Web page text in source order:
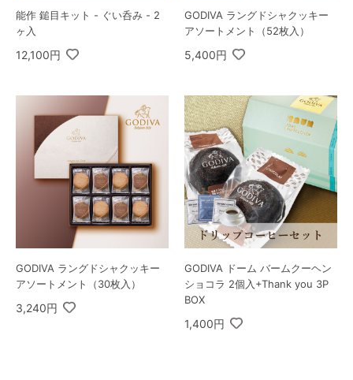
能作 鎚目キット - ぐい呑み - 2
ヶ入
12,100円
GODIVA ラングドシャクッキー
アソートメント（52枚入）
5,400円
GODIVA ラングドシャクッキー
アソートメント（30枚入）
3,240円
GODIVA ドーム バームクーヘン
ショコラ 2個入+Thank you 3P
BOX
1,400円